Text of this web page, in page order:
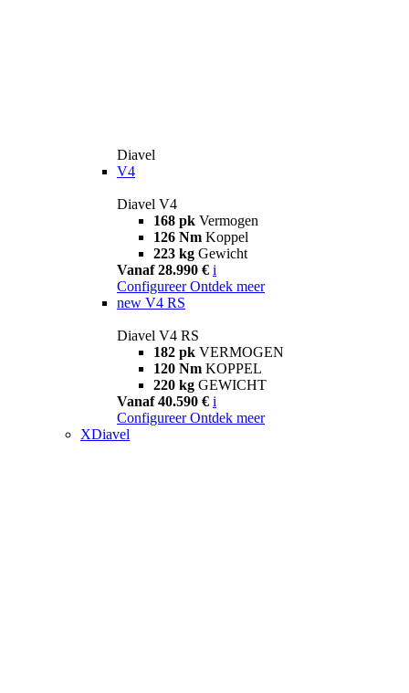
Diavel
V4
Diavel V4
168 pk Vermogen
126 Nm Koppel
223 kg Gewicht
Vanaf 28.990 € i
Configureer Ontdek meer
new V4 RS
Diavel V4 RS
182 pk VERMOGEN
120 Nm KOPPEL
220 kg GEWICHT
Vanaf 40.590 € i
Configureer Ontdek meer
XDiavel